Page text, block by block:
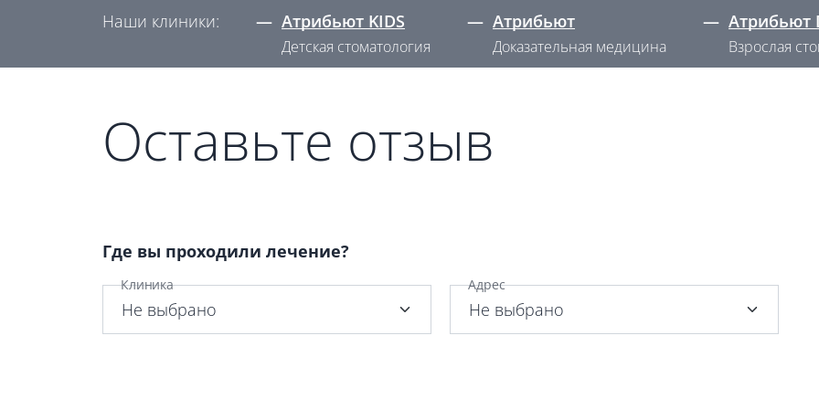
Наши клиники: — Атрибьют KIDS
Детская стоматология
— Атрибьют
Доказательная медицина
— Атрибьют
Взрослая
Оставьте отзыв
Где вы проходили лечение?
Не выбрано
Клиника
Не выбрано
Адрес